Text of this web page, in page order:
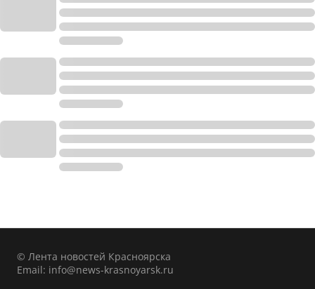
© Лента новостей Красноярска
Email: info@news-krasnoyarsk.ru